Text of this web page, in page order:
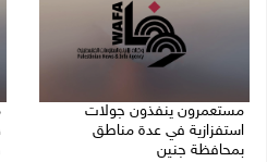
مستعمرون ينفذون جولات
استفزازية في عدة مناطق
بمحافظة جنين